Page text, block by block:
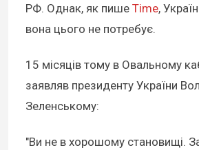
РФ. Однак, як пише Time,
вона цього не потребує.
15 місяців тому в Овальному
заявляв президенту України
Зеленському:
"Ви не в хорошому становищі.